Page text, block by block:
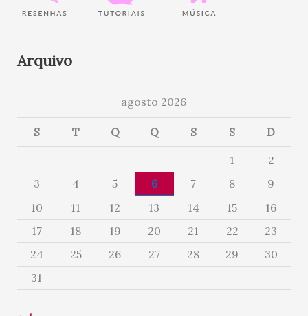
Arquivo
agosto 2026
S T Q Q S S D
1
2
3
4 5 6 7 8
9
10
11 12 13 14 15
16
17
18 19 20 21 22
23
24
25 26 27 28 29
30
31